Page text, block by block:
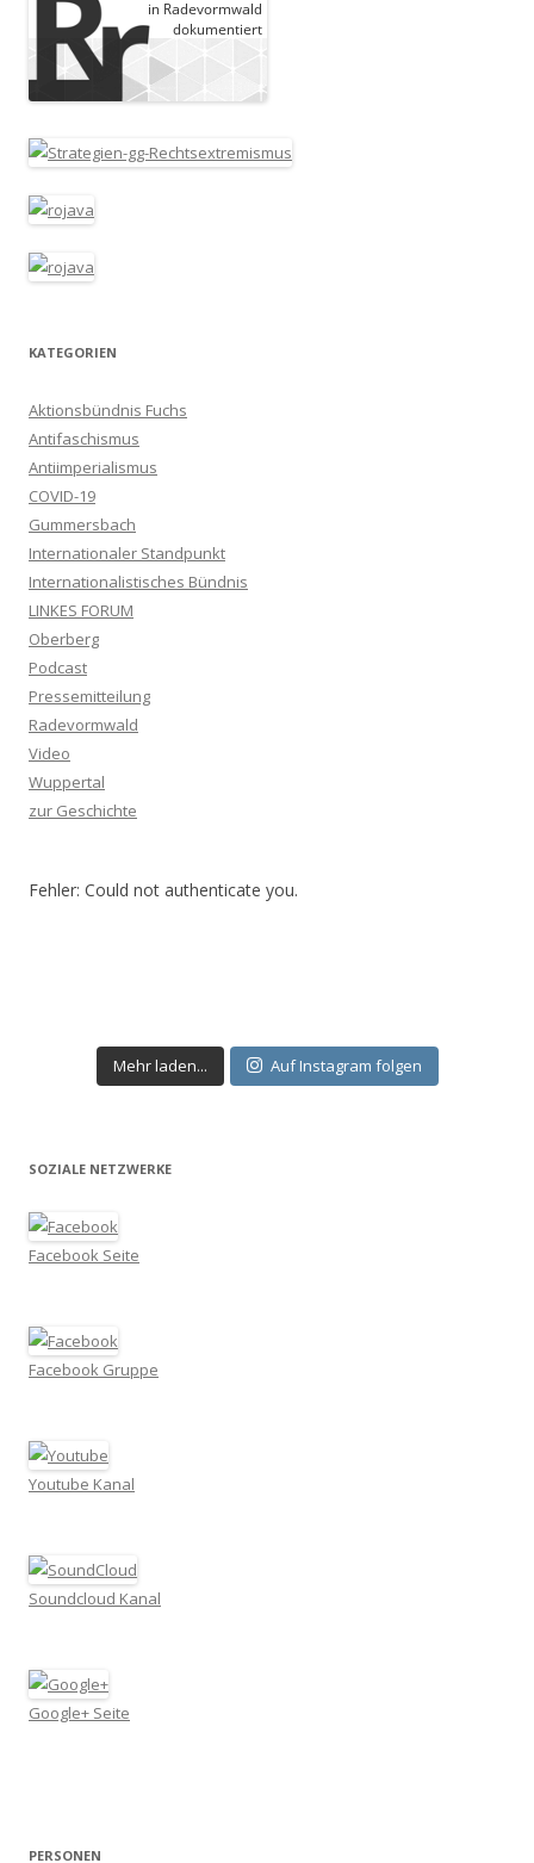
KATEGORIEN
Aktionsbündnis Fuchs
Antifaschismus
Antiimperialismus
COVID-19
Gummersbach
Internationaler Standpunkt
Internationalistisches Bündnis
LINKES FORUM
Oberberg
Podcast
Pressemitteilung
Radevormwald
Video
Wuppertal
zur Geschichte
Fehler: Could not authenticate you.
Mehr laden... Auf Instagram folgen
SOZIALE NETZWERKE
Facebook Seite
Facebook Gruppe
Youtube Kanal
Soundcloud Kanal
Google+ Seite
PERSONEN